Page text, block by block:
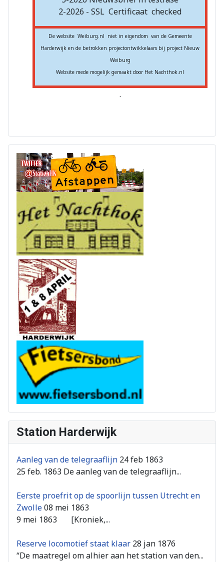
2-2026 - SSL Certificaat checked
De website Weiburg.nl niet in eigendom van de Gemeente
Harderwijk en de betrokken projectontwikkelaars bij project Nieuw
Weiburg
Website mede mogelijk gemaakt door Het Nachthok.nl
.
Station Harderwijk
Aanleg van de telegraaflijn 24 feb 1863
25 feb. 1863 De aanleg van de telegraaflijn...
Eerste proefrit op de spoorlijn tussen Utrecht en
Zwolle08 mei 1863
9 mei 1863 [Kroniek,...
Reserve locomotief staat klaar 28 jan 1876
“De maatregel om alhier aan het station van den...